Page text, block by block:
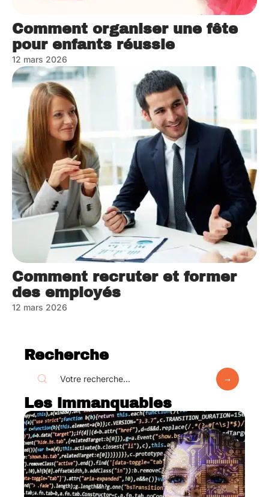
Comment organiser une fête
pour enfants réussie
12 mars 2026
Comment recruter et former
des employés
12 mars 2026
Recherche
Les immanquables